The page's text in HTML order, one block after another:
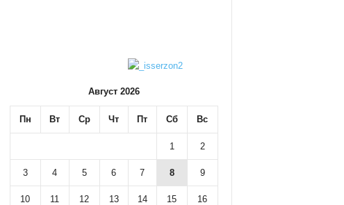
Август 2026
Пн Вт Ср Чт Пт Сб Вс
1 2
3 4 5 6 7 8 9
10 11 12 13 14 15 16